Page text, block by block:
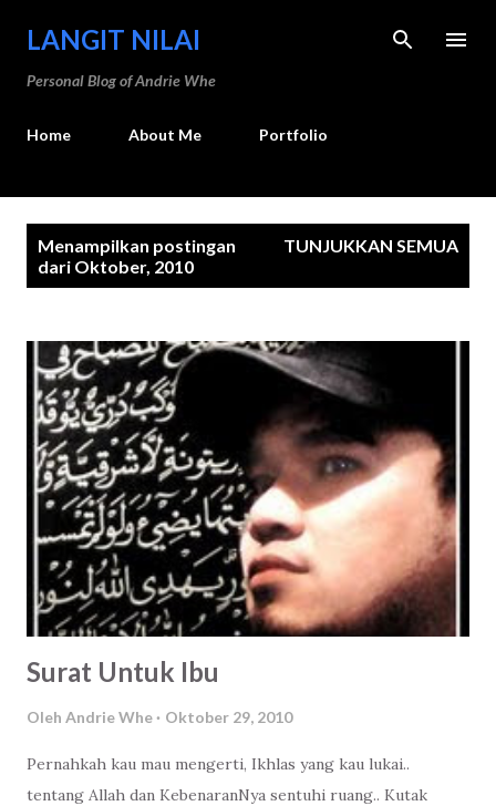
Langsung ke konten utama
LANGIT NILAI
Personal Blog of Andrie Whe
Home About Me Portfolio
Menampilkan postingan
dari Oktober, 2010
TUNJUKKAN SEMUA
Surat Untuk Ibu
Oleh Andrie Whe Oktober 29, 2010
Pernahkah kau mau mengerti, Ikhlas yang kau lukai..
tentang Allah dan KebenaranNya sentuhi ruang.. Kutak